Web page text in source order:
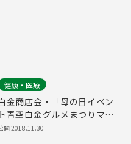
健康・医療
金商店会・「母の日イベン
ト青空白金グルメまつりマン
ミーア」
開2018.11.30